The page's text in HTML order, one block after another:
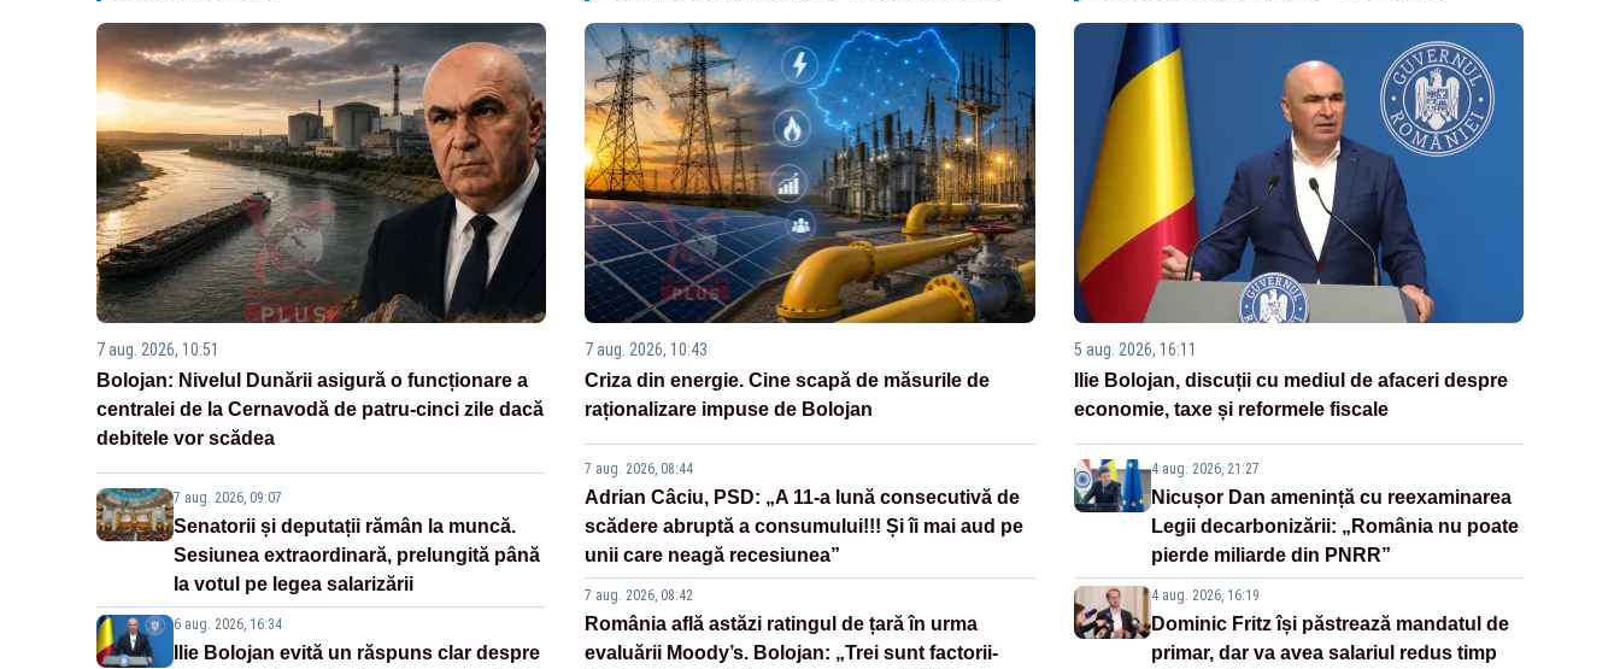
7 aug. 2026, 10:51
Bolojan: Nivelul Dunării asigură o funcționare a
centralei de la Cernavodă de patru-cinci zile dacă
debitele vor scădea
7 aug. 2026, 09:07
Senatorii și deputații rămân la muncă.
Sesiunea extraordinară, prelungită până
la votul pe legea salarizării
6 aug. 2026, 16:34
Ilie Bolojan evită un răspuns clar despre
7 aug. 2026, 10:43
Criza din energie. Cine scapă de măsurile de
raționalizare impuse de Bolojan
7 aug. 2026, 08:44
Adrian Câciu, PSD: „A 11-a lună consecutivă de
scădere abruptă a consumului!!! Și îi mai aud pe
unii care neagă recesiunea”
7 aug. 2026, 08:42
România află astăzi ratingul de țară în urma
evaluării Moody’s. Bolojan: „Trei sunt factorii-
5 aug. 2026, 16:11
Ilie Bolojan, discuții cu mediul de afaceri despre
economie, taxe și reformele fiscale
4 aug. 2026, 21:27
Nicușor Dan amenință cu reexaminarea
Legii decarbonizării: „România nu poate
pierde miliarde din PNRR”
4 aug. 2026, 16:19
Dominic Fritz își păstrează mandatul de
primar, dar va avea salariul redus timp